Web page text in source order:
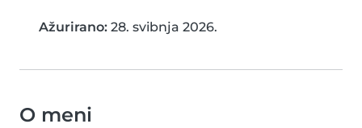
Ažurirano: 28. svibnja 2026.
O meni